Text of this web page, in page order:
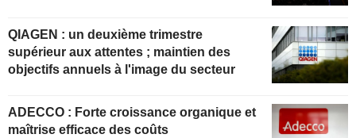
QIAGEN : un deuxième trimestre
supérieur aux attentes ; maintien des
objectifs annuels à l'image du secteur
ADECCO : Forte croissance organique et
maîtrise efficace des coûts